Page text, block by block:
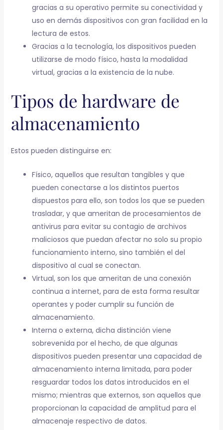
gracias a su operativo permite su conectividad y
uso en demás dispositivos con gran facilidad en la
lectura de estos.
Gracias a la tecnología, los dispositivos pueden
utilizarse de modo físico, hasta la modalidad
virtual, gracias a la existencia de la nube.
Tipos de hardware de
almacenamiento
Estos pueden distinguirse en:
Físico, aquellos que resultan tangibles y que
pueden conectarse a los distintos puertos
dispuestos para ello, son todos los que se pueden
trasladar, y que ameritan de procesamientos de
antivirus para evitar su contagio de archivos
maliciosos que puedan afectar no solo su propio
funcionamiento interno, sino también el del
dispositivo al cual se conectan.
Virtual, son los que ameritan de una conexión
continua a internet, para de esta forma resultar
operantes y poder cumplir su función de
almacenamiento.
Interna o externa, dicha distinción viene
sobrevenida por el hecho, de que algunas
dispositivos pueden presentar una capacidad de
almacenamiento interna limitada, para poder
resguardar todos los datos introducidos en el
mismo; mientras que externos, son aquellos que
proporcionan la capacidad de amplitud para el
almacenaje respectivo de datos.